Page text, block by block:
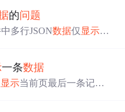
的问题
多行JSON数据仅 显示为
一条数据
显示当前页最后一条记录